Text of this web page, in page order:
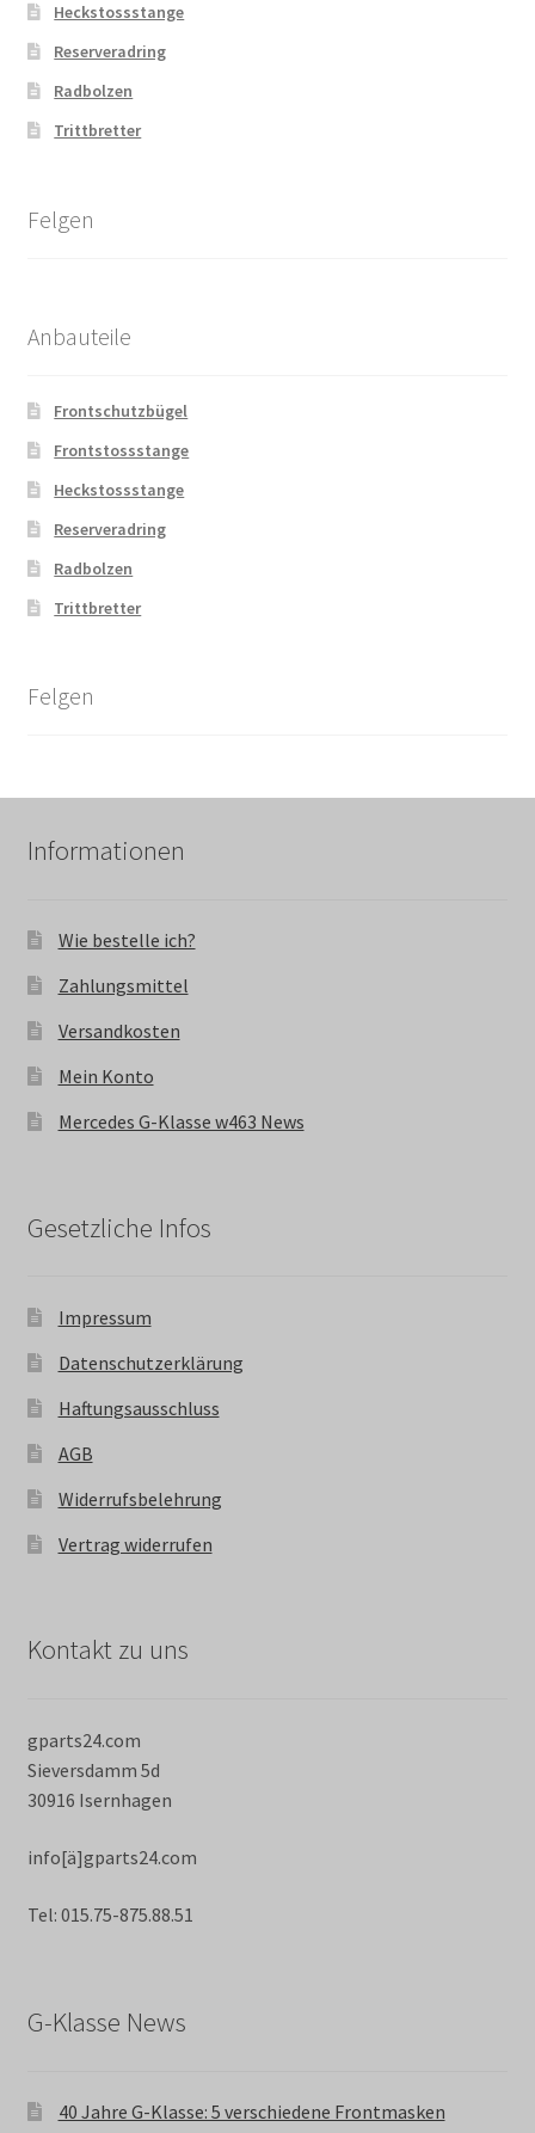
Heckstossstange
Reserveradring
Radbolzen
Trittbretter
Felgen
Anbauteile
Frontschutzbügel
Frontstossstange
Heckstossstange
Reserveradring
Radbolzen
Trittbretter
Felgen
Informationen
Wie bestelle ich?
Zahlungsmittel
Versandkosten
Mein Konto
Mercedes G-Klasse w463 News
Gesetzliche Infos
Impressum
Datenschutzerklärung
Haftungsausschluss
AGB
Widerrufsbelehrung
Vertrag widerrufen
Kontakt zu uns
gparts24.com
Sieversdamm 5d
30916 Isernhagen
info[ä]gparts24.com
Tel: 015.75-875.88.51
G-Klasse News
40 Jahre G-Klasse: 5 verschiedene Frontmasken